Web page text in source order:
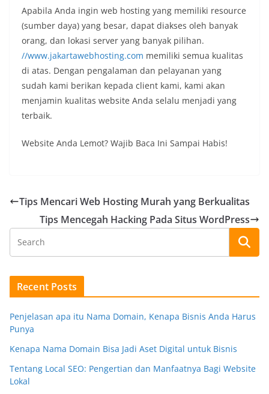
Apabila Anda ingin web hosting yang memiliki resource
(sumber daya) yang besar, dapat diakses oleh banyak
orang, dan lokasi server yang banyak pilihan.
//www.jakartawebhosting.com memiliki semua kualitas
di atas. Dengan pengalaman dan pelayanan yang
sudah kami berikan kepada client kami, kami akan
menjamin kualitas website Anda selalu menjadi yang
terbaik.
Website Anda Lemot? Wajib Baca Ini Sampai Habis!
Tips Mencari Web Hosting Murah yang Berkualitas
Tips Mencegah Hacking Pada Situs WordPress
Recent Posts
Penjelasan apa itu Nama Domain, Kenapa Bisnis Anda Harus
Punya
Kenapa Nama Domain Bisa Jadi Aset Digital untuk Bisnis
Tentang Local SEO: Pengertian dan Manfaatnya Bagi Website
Lokal